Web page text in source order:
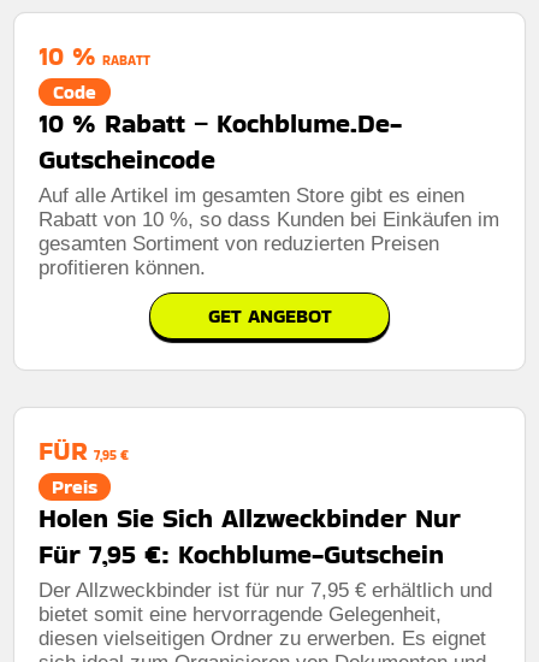
10 % RABATT
Code
10 % Rabatt – Kochblume.De-
Gutscheincode
Auf alle Artikel im gesamten Store gibt es einen
Rabatt von 10 %, so dass Kunden bei Einkäufen im
gesamten Sortiment von reduzierten Preisen
profitieren können.
GET ANGEBOT
FÜR 7,95 €
Preis
Holen Sie Sich Allzweckbinder Nur
Für 7,95 €: Kochblume-Gutschein
Der Allzweckbinder ist für nur 7,95 € erhältlich und
bietet somit eine hervorragende Gelegenheit,
diesen vielseitigen Ordner zu erwerben. Es eignet